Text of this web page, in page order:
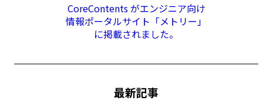
CoreContents がエンジニア向け
情報ポータルサイト「メトリー」
に掲載されました。
最新記事